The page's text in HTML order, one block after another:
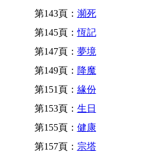
第143頁： 瀕死
第145頁：恆記
第147頁： 夢境
第149頁： 降魔
第151頁： 緣份
第153頁： 生日
第155頁： 健康
第157頁： 宗塔